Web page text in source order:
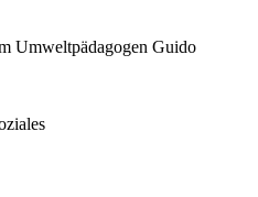
Umweltpädagogen Guido